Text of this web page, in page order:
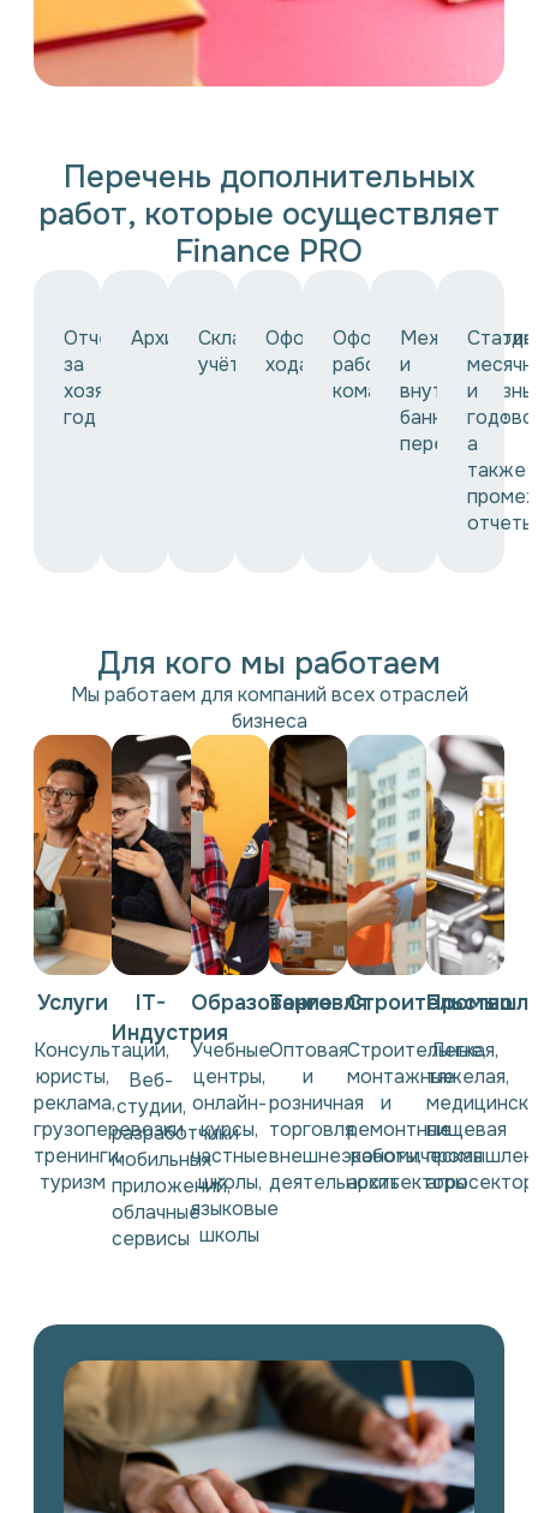
Перечень дополнительных
работ, которые осуществляет
Finance PRO
Отчетность
за
хозяйственный
год
АрхивацияСкладской
учёт
Оформление
ходатайств
Оформление
рабочих
командировок
и
банковские
переводы
и
а
также
отчеты
Для кого мы работаем
Мы работаем для компаний всех отраслей
бизнеса
Услуги
Консультации,
юристы,
реклама,
грузоперевозки,
тренинги,
туризм
IT-
Индустрия
Веб-
студии,
разработчики
мобильных
приложений,
облачные
сервисы
Образование
Учебные
центры,
онлайн-
курсы,
частные
школы,
языковые
школы
Торговля
Оптовая
и
розничная
торговля,
внешнеэкономическая
деятельность
Строительство
Строительные,
монтажные
и
ремонтные
работы,
архитекторы
Легкая,
тяжелая,
пищевая
агросектор